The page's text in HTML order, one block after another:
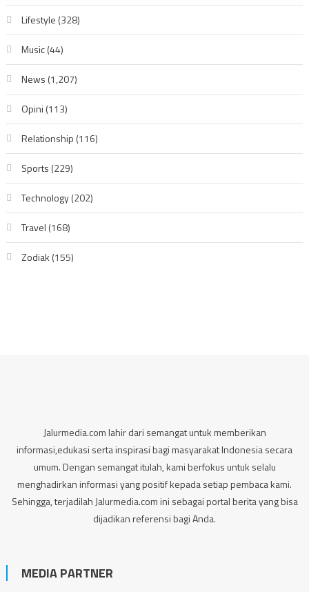
Lifestyle (328)
Music(44)
News (1,207)
Opini (113)
Relationship (116)
Sports (229)
Technology(202)
Travel (168)
Zodiak (155)
Jalurmedia.com lahir dari semangat untuk memberikan
informasi,edukasi serta inspirasi bagi masyarakat Indonesia secara
umum. Dengan semangat itulah, kami berfokus untuk selalu
menghadirkan informasi yang positif kepada setiap pembaca kami.
Sehingga, terjadilah Jalurmedia.com ini sebagai portal berita yang bisa
dijadikan referensi bagi Anda.
MEDIA PARTNER